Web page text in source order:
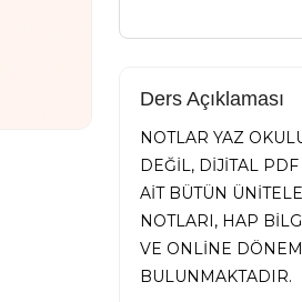
Ders Açıklaması
NOTLAR YAZ
DEĞİL, DİJİTAL
AİT BÜTÜN
NOTLARI, HAP
VE ONLİNE
BULUNMAKTADIR.